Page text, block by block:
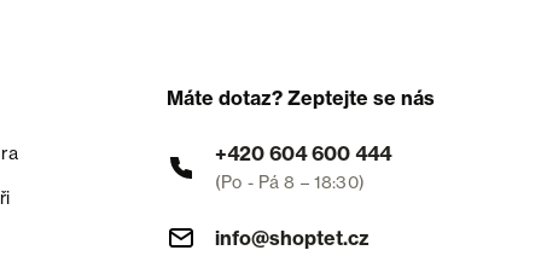
Máte dotaz? Zeptejte se nás
+420 604 600 444
(Po - Pá 8 – 18:30)
info@shoptet.cz